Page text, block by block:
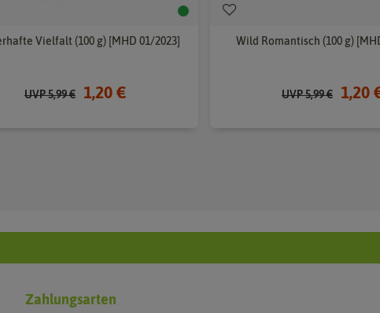
Vielfalt (100 g) [MHD 01/2023]
UVP 5,99 € 1,20 €
Wild Romantisch (100 g)
UVP 5,99 € 1,20
Zahlungsarten